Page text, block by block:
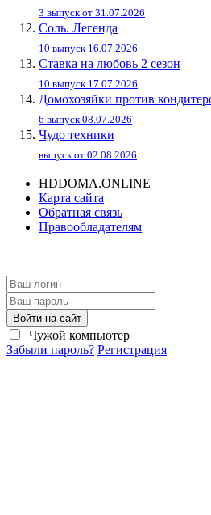
3 выпуск от 31.07.2026
Соль. Легенда
10 выпуск 16.07.2026
Ставка на любовь 2 сезон
10 выпуск 17.07.2026
Домохозяйки против
6 выпуск 08.07.2026
Чудо техники
выпуск от 02.08.2026
HDDOMA.ONLINE
Карта сайта
Обратная связь
Правообладателям
Войти на сайт
Чужой компьютер
Забыли пароль? Регистрация